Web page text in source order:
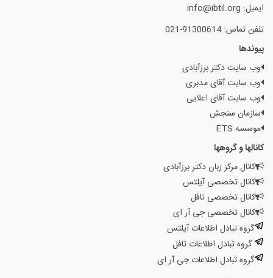
ایمیل: info@ibtil.org
تلفن تماس: 91300614-021
پیوندها
وب سایت دکتر برزآبادی
وب سایت آقای مدبری
وب سایت آقای اعلایی
سازمان سنجش
موسسه ETS
کانالها و گروهها
کانال مرکز زبان دکتر برزآبادی
کانال تخصصی آیلتس
کانال تخصصی تافل
کانال تخصصی جی آر ای
گروه تبادل اطلاعات آیلتس
گروه تبادل اطلاعات تافل
گروه تبادل اطلاعات جی آر ای